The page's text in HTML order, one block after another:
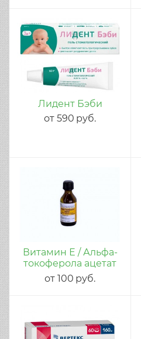
Лидент Бэби
от 590 руб.
Витамин Е / Альфа-
токоферола ацетат
от 100 руб.